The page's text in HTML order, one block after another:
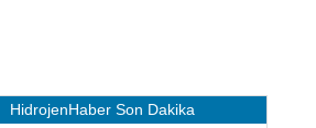
HidrojenHaber Son Dakika